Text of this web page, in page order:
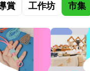
賞 工作坊 市集